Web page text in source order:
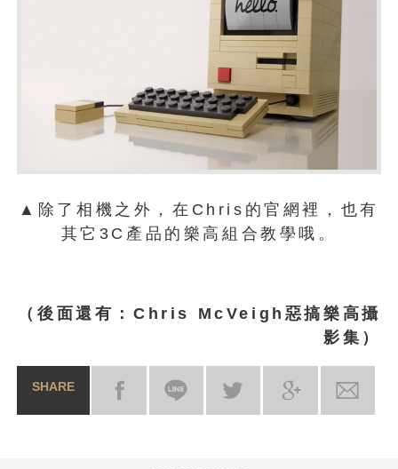
▲除了相機之外，在Chris的官網裡，也有
其它3C產品的樂高組合教學哦。
（後面還有：Chris McVeigh惡搞樂高攝
影集）
SHARE